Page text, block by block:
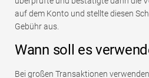
auf dem Konto und stellte diesen
Gebühr aus.
Wann soll es
Bei großen Transaktionen